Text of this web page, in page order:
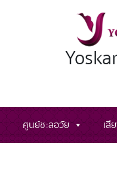
ศูนย์ชะลอวัย เสี